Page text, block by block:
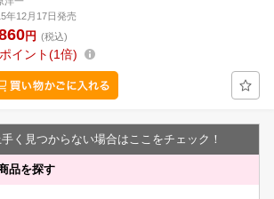
年12月17日発売
円 (税込)
ポイント 1倍
く見つからない場合はここをチェック！
品を探す